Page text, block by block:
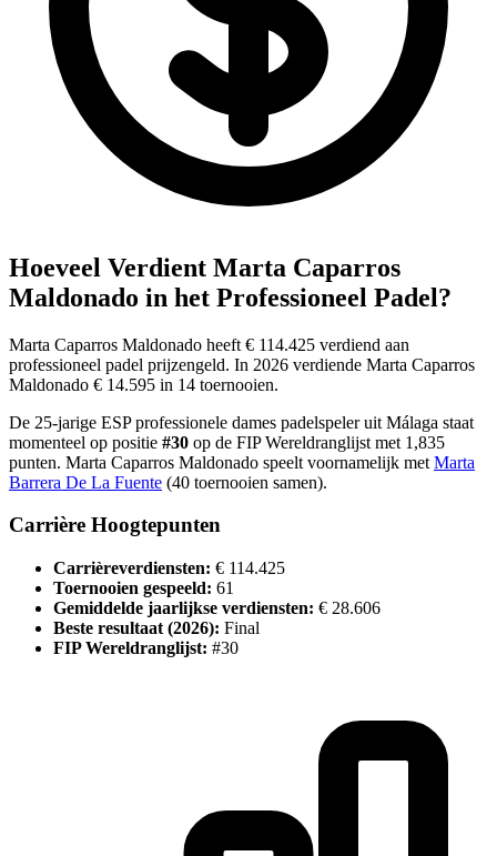
Hoeveel Verdient Marta Caparros
Maldonado in het Professioneel Padel?
Marta Caparros Maldonado heeft € 114.425 verdiend aan
professioneel padel prijzengeld. In 2026 verdiende Marta Caparros
Maldonado € 14.595 in 14 toernooien.
De 25-jarige ESP professionele dames padelspeleruit Málaga staat
momenteel op positie #30 op de FIP Wereldranglijst met 1,835
punten. Marta Caparros Maldonado speelt voornamelijk met Marta
Barrera De La Fuente (40 toernooien samen).
Carrière Hoogtepunten
Carrièreverdiensten: € 114.425
Toernooien gespeeld: 61
Gemiddelde jaarlijkse verdiensten: € 28.606
Beste resultaat (2026): Final
FIP Wereldranglijst: #30